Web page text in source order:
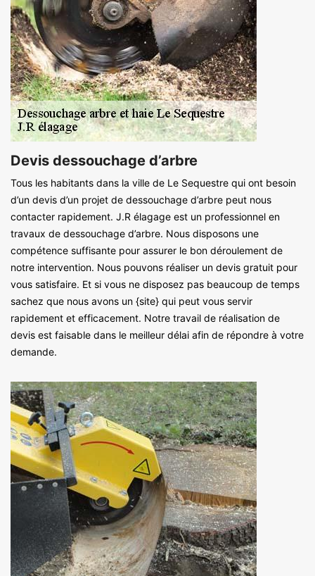
Devis dessouchage d’arbre
Tous les habitants dans la ville de Le Sequestre qui ont besoin
d’un devis d’un projet de dessouchage d’arbre peut nous
contacter rapidement. J.R élagage est un professionnel en
travaux de dessouchage d’arbre. Nous disposons une
compétence suffisante pour assurer le bon déroulement de
notre intervention. Nous pouvons réaliser un devis gratuit pour
vous satisfaire. Et si vous ne disposez pas beaucoup de temps
sachez que nous avons un {site} qui peut vous servir
rapidement et efficacement. Notre travail de réalisation de
devis est faisable dans le meilleur délai afin de répondre à votre
demande.